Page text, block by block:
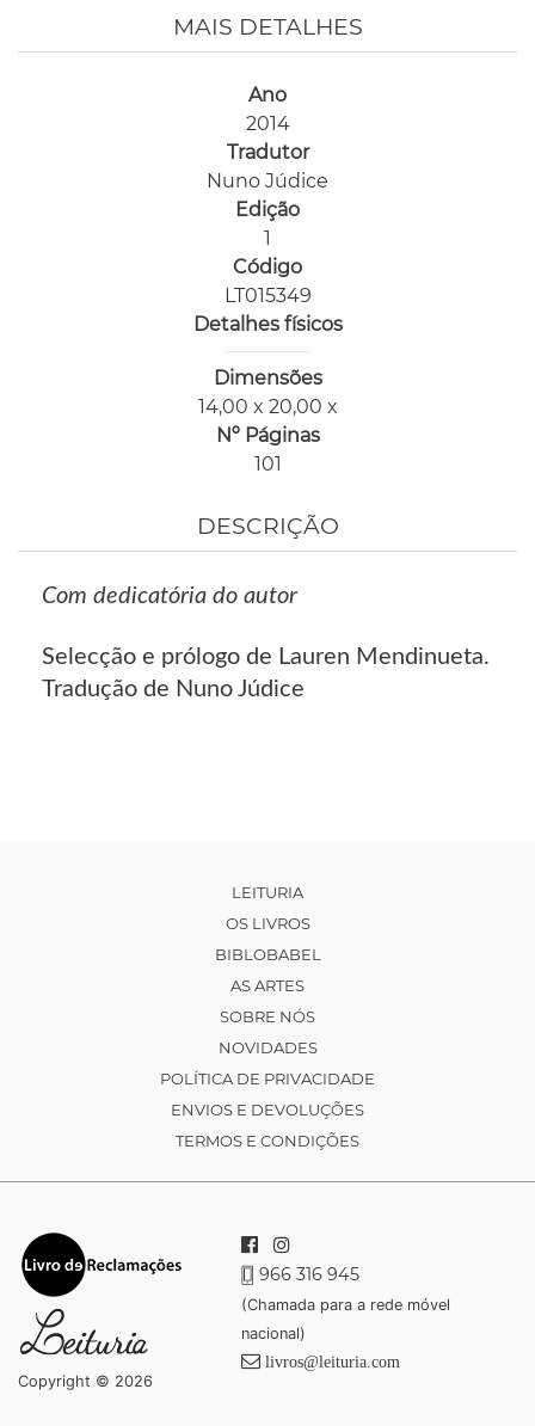
MAIS DETALHES
Ano
2014
Tradutor
Nuno Júdice
Edição
1
Código
LT015349
Detalhes físicos
Dimensões
14,00 x 20,00 x
Nº Páginas
101
DESCRIÇÃO
Com dedicatória do autor
Selecção e prólogo de Lauren Mendinueta.
Tradução de Nuno Júdice
LEITURIA
OS LIVROS
BIBLOBABEL
AS ARTES
SOBRE NÓS
NOVIDADES
POLÍTICA DE PRIVACIDADE
ENVIOS E DEVOLUÇÕES
TERMOS E CONDIÇÕES
Copyright © 2026
966 316 945
(Chamada para a rede móvel
nacional)
livros@leituria.com